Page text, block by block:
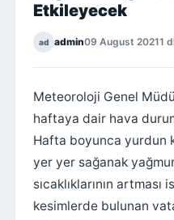
Etkileyecek
ad admin09 August 20211
Meteoroloji Genel
haftaya dair hava
Hafta boyunca yurdun
yer yer sağanak
sıcaklıklarının
kesimlerde bulunan